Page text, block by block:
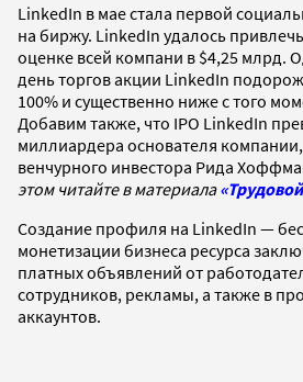
LinkedIn в мае стала первой
на биржу. LinkedIn удалось
оценке всей компани в $4,25 млрд.
день торгов акции LinkedIn
100% и существенно ниже с того
Добавим также, что IPO LinkedIn
миллиардера основателя компании,
венчурного инвестора Рида
этом читайте в материала
Создание профиля на LinkedIn —
монетизации бизнеса ресурса
платных объявлений от
сотрудников, рекламы, а также в
аккаунтов.